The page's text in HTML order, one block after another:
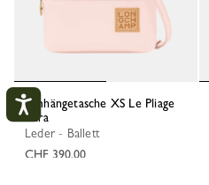
Umhängetasche XS Le Pliage
Xtra
Leder - Ballett
CHF 390,00